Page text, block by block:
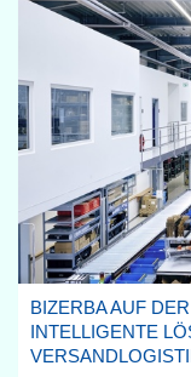
BIZERBA AUF
INTELLIGENTE